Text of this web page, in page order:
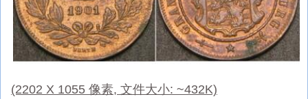
(2202 X 1055 像素, 文件大小: ~432K)